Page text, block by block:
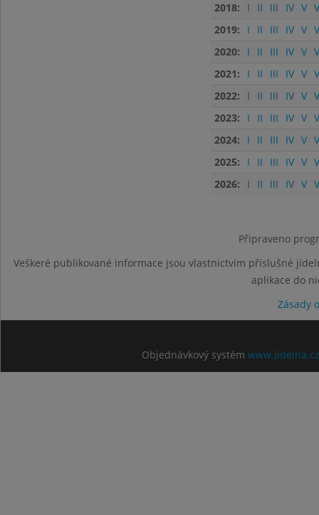
2018:
I II III IV V
2019:
I II III IV V
2020:
I II III IV V
2021:
I II III IV V
2022:
I II III IV V
2023:
I II III IV V
2024:
I II III IV V
2025:
I II III IV V
2026:
I II III IV V
Připraveno
Veškeré publikované informace jsou vlastnictvím příslušné
aplikace do
Zásady
Objednávkový systém www.jidelna.cz